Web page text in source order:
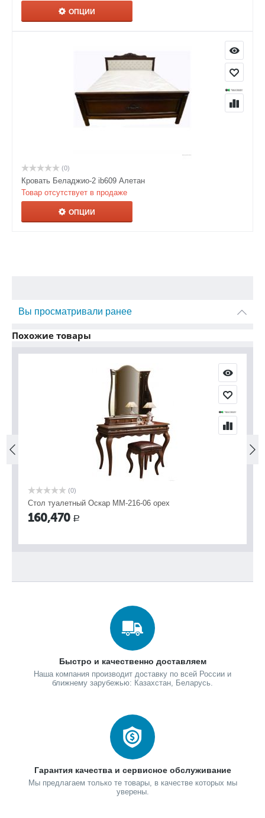
ОПЦИИ
(0)
Кровать Беладжио-2 ib609 Алетан
Товар отсутствует в продаже
ОПЦИИ
Вы просматривали ранее
Похожие товары
Оскар ММ-216-06 орех
Быстро и качественно доставляем
Наша компания производит доставку по всей России и
ближнему зарубежью: Казахстан, Беларусь.
Гарантия качества и сервисное обслуживание
Мы предлагаем только те товары, в качестве которых мы
уверены.